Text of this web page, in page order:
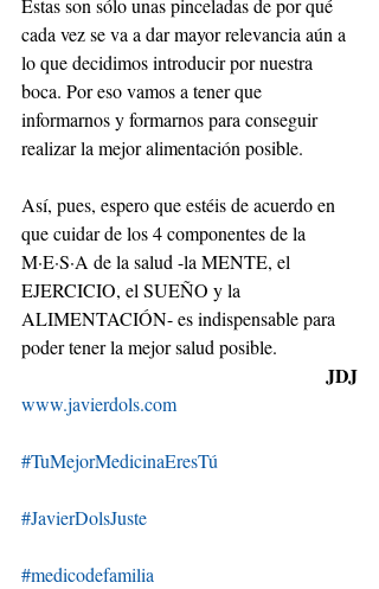
Éstas son sólo unas pinceladas de por qué
cada vez se va a dar mayor relevancia aún a
lo que decidimos introducir por nuestra
boca. Por eso vamos a tener que
informarnos y formarnos para conseguir
realizar la mejor alimentación posible.
Así, pues, espero que estéis de acuerdo en
que cuidar de los 4 componentes de la
M·E·S·A de la salud -la MENTE, el
EJERCICIO, el SUEÑO y la
ALIMENTACIÓN- es indispensable para
poder tener la mejor salud posible.
JDJ
www.javierdols.com
#TuMejorMedicinaEresTú
#JavierDolsJuste
#medicodefamilia